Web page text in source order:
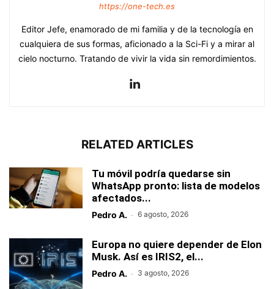
https://one-tech.es
Editor Jefe, enamorado de mi familia y de la tecnología en
cualquiera de sus formas, aficionado a la Sci-Fi y a mirar al
cielo nocturno. Tratando de vivir la vida sin remordimientos.
RELATED ARTICLES
Tu móvil podría quedarse sin
WhatsApp pronto: lista de modelos
afectados...
Pedro A. - 6 agosto, 2026
Europa no quiere depender de Elon
Musk. Así es IRIS2, el...
Pedro A. - 3 agosto, 2026